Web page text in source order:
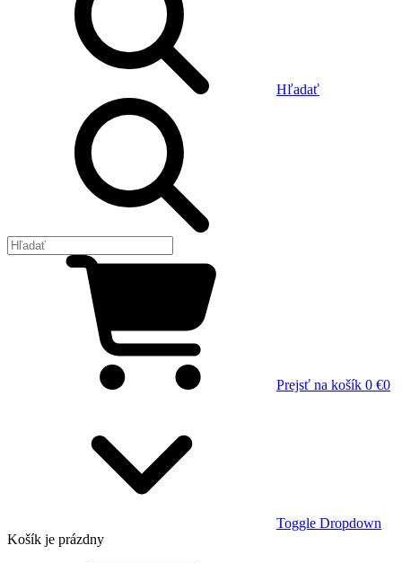
Hľadať
Prejsť na košík 0 €0
Toggle Dropdown
Košík je prázdny